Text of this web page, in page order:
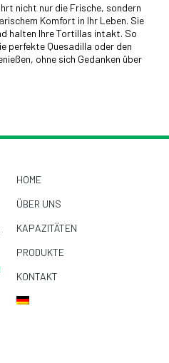
nicht nur die Frische, sondern
Komfort in Ihr Leben. Sie
halten Ihre Tortillas intakt. So
perfekte Quesadilla oder den
ohne sich Gedanken über
HOME
ÜBER UNS
KAPAZITÄTEN
PRODUKTE
KONTAKT